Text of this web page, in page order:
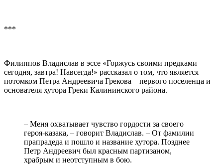
***
Филиппов Владислав в эссе «Горжусь своими предками
сегодня, завтра! Навсегда!» рассказал о том, что является
потомком Петра Андреевича Грекова – первого поселенца и
основателя хутора Греки Калининского района.
– Меня охватывает чувство гордости за своего
героя-казака, – говорит Владислав. – От фамилии
прапрадеда и пошло и название хутора. Позднее
Петр Андреевич был красным партизаном,
храбрым и неотступным в бою.